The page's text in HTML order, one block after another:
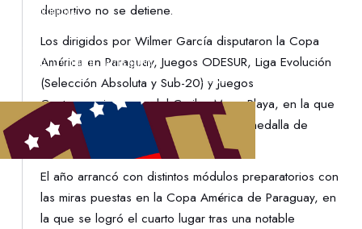
DENUNCIAS
PROTECCIÓN DE LA INFANCIA
deportivo no se detiene.
Los dirigidos por Wilmer García disputaron la Copa
América en Paraguay, Juegos ODESUR, Liga Evolución
(Selección Absoluta y Sub-20) y Juegos
Centroamericanos y del Caribe Mar y Playa, en la que
inclusive el combinado criollo ganó la medalla de
plata.
El año arrancó con distintos módulos preparatorios con
las miras puestas en la Copa América de Paraguay, en
la que se logró el cuarto lugar tras una notable